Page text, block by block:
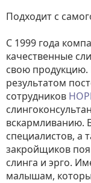
Подходит с
С 1999 года
качественные
свою продукцию.
результатом
сотрудников
вскармливанию.
специалистов, а
закройщиков
слинга и эрго.
малышам,